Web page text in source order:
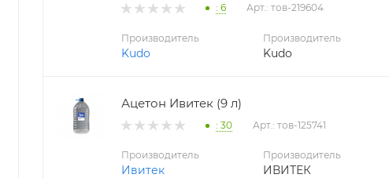
: 6 Арт.: тов-219604
Производитель
Kudo
Производитель
Kudo
Ацетон Ивитек (9 л)
: 30 Арт.: тов-125741
Производитель
Ивитек
Производитель
ИВИТЕК